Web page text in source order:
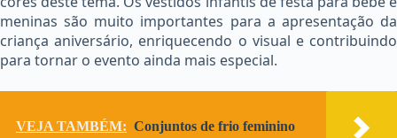
meninas são muito importantes para a apresentação da
criança aniversário, enriquecendo o visual e contribuindo
para tornar o evento ainda mais especial.
VEJA TAMBÉM: Conjuntos de frio feminino